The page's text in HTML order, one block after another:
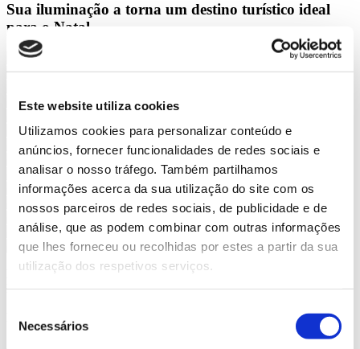
Este website utiliza cookies
Utilizamos cookies para personalizar conteúdo e
anúncios, fornecer funcionalidades de redes sociais e
analisar o nosso tráfego. Também partilhamos
informações acerca da sua utilização do site com os
nossos parceiros de redes sociais, de publicidade e de
análise, que as podem combinar com outras informações
que lhes forneceu ou recolhidas por estes a partir da sua
utilização dos respetivos serviços.
Necessários
Sua iluminação a torna um destino turístico ideal
para o Natal
Da grande fileira de árvores decoradas com grinaldas da Avenida de
la Libertad ou Sancho El Sabio, às localizadas na Plaza Bilbao, San